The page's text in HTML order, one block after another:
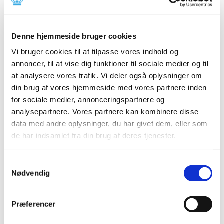
Denne hjemmeside bruger cookies
Vi bruger cookies til at tilpasse vores indhold og
annoncer, til at vise dig funktioner til sociale medier og til
at analysere vores trafik. Vi deler også oplysninger om
din brug af vores hjemmeside med vores partnere inden
for sociale medier, annonceringspartnere og
analysepartnere. Vores partnere kan kombinere disse
data med andre oplysninger, du har givet dem, eller som
de har indsamlet fra din brug af deres tjenester.
Nødvendig
Præferencer
|26. marts 2008|
Medlemmer udpeget af ministeren for sundhed og
forebyggelse 17 møder i 2007 20 ansøgninger om…
Ansøgninger om individuelle tilskud til
lægemidler i 2006
|12. april 2007|
Lægemiddelstyrelsen behandlede i 2006 ca. 106.700
ansøgninger om enkelttilskud (ca. 4 % færre end i
Årsrapport fra Medicintilskudsnævnet 2006
5. marts 2007
arbejde i 2006. Medicintilskudsnævnet rådgiver